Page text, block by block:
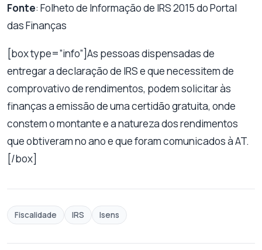
Fonte: Folheto de Informação de IRS 2015 do Portal
das Finanças
[box type=”info”]As pessoas dispensadas de
entregar a declaração de IRS e que necessitem de
comprovativo de rendimentos, podem solicitar às
finanças a emissão de uma certidão gratuita, onde
constem o montante e a natureza dos rendimentos
que obtiveram no ano e que foram comunicados à AT.
[/box]
Fiscalidade IRS Isens